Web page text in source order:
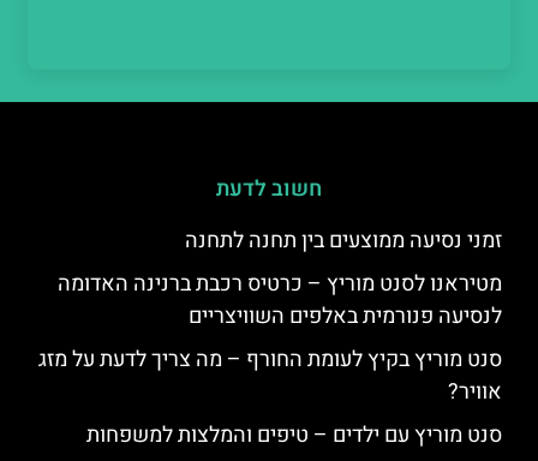
חשוב לדעת
זמני נסיעה ממוצעים בין תחנה לתחנה
מטיראנו לסנט מוריץ – כרטיס רכבת ברנינה האדומה
לנסיעה פנורמית באלפים השוויצריים
סנט מוריץ בקיץ לעומת החורף – מה צריך לדעת על מזג
אוויר?
סנט מוריץ עם ילדים – טיפים והמלצות למשפחות